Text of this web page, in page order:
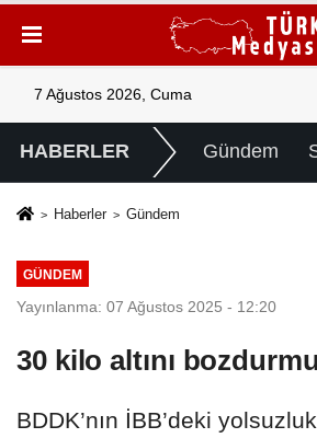
7 Ağustos 2026, Cuma
HABERLER Gündem
Haberler Gündem
GÜNDEM
Yayınlanma: 07 Ağustos 2025 - 12:20
30 kilo altını
BDDK’nın İBB’deki